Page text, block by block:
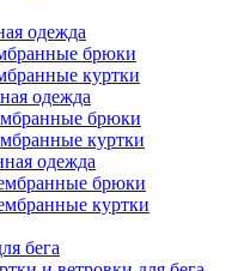
одежда
брюки
куртки
одежда
брюки
куртки
одежда
брюки
куртки
бега